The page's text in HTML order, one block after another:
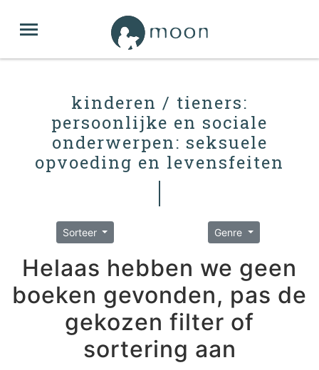
kinderen / tieners:
persoonlijke en sociale
onderwerpen: seksuele
opvoeding en levensfeiten
Sorteer Genre
Helaas hebben we geen
boeken gevonden, pas de
gekozen filter of
sortering aan